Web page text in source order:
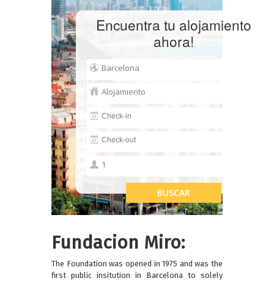
Encuentra tu alojamiento
ahora!
Fundacion Miro:
The Foundation was opened in 1975 and was the
first public insitution in Barcelona to solely